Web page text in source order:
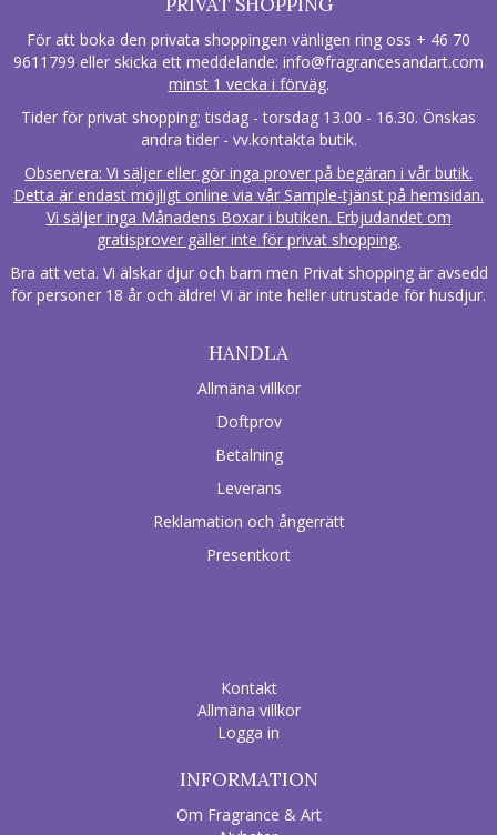
För att boka den privata shoppingen vänligen ring oss + 46 70
9611799 eller skicka ett meddelande: info@fragrancesandart.com
minst 1 vecka i förväg.
Tider för privat shopping: tisdag - torsdag 13.00 - 16.30. Önskas
andra tider - vv.kontakta butik.
Observera: Vi säljer eller gör inga prover på begäran i vår butik.
Detta är endast möjligt online via vår Sample-tjänst på hemsidan.
Vi säljer inga Månadens Boxar i butiken. Erbjudandet om
gratisprover gäller inte för privat shopping.
Bra att veta. Vi älskar djur och barn men Privat shopping är avsedd
för personer 18 år och äldre! Vi är inte heller utrustade för husdjur.
HANDLA
Allmäna villkor
Doftprov
Betalning
Leverans
Reklamation och ångerrätt
Presentkort
Kontakt
Allmäna villkor
Logga in
INFORMATION
Om Fragrance & Art